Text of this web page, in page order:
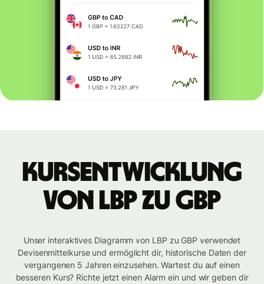
Kursentwicklung
von LBP zu GBP
Unser interaktives Diagramm von LBP zu GBP verwendet
Devisenmittelkurse und ermöglicht dir, historische Daten der
vergangenen 5 Jahren einzusehen. Wartest du auf einen
besseren Kurs? Richte jetzt einen Alarm ein und wir geben dir